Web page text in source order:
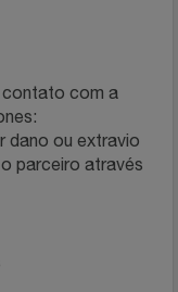
contato com a
dano ou extravio
parceiro através